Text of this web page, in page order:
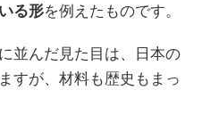
る形を例えたものです。
並んだ見た目は、日本の
すが、材料も歴史もまっ